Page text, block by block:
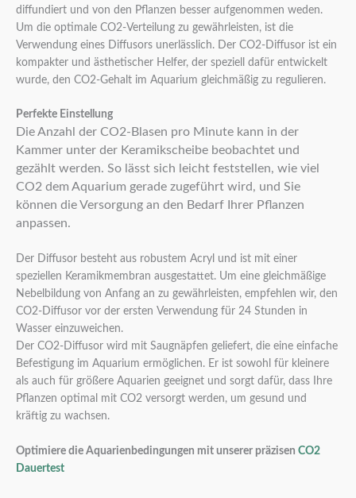
diffundiert und von den Pflanzen besser aufgenommen weden.
Um die optimale CO2-Verteilung zu gewährleisten, ist die
Verwendung eines Diffusors unerlässlich. Der CO2-Diffusor ist ein
kompakter und ästhetischer Helfer, der speziell dafür entwickelt
wurde, den CO2-Gehalt im Aquarium gleichmäßig zu regulieren.
Perfekte Einstellung
Die Anzahl der CO2-Blasen pro Minute kann in der
Kammer unter der Keramikscheibe beobachtet und
gezählt werden. So lässt sich leicht feststellen, wie viel
CO2 dem Aquarium gerade zugeführt wird, und Sie
können die Versorgung an den Bedarf Ihrer Pflanzen
anpassen.
Der Diffusor besteht aus robustem Acryl und ist mit einer
speziellen Keramikmembran ausgestattet. Um eine gleichmäßige
Nebelbildung von Anfang an zu gewährleisten, empfehlen wir, den
CO2-Diffusor vor der ersten Verwendung für 24 Stunden in
Wasser einzuweichen.
Der CO2-Diffusor wird mit Saugnäpfen geliefert, die eine einfache
Befestigung im Aquarium ermöglichen. Er ist sowohl für kleinere
als auch für größere Aquarien geeignet und sorgt dafür, dass Ihre
Pflanzen optimal mit CO2 versorgt werden, um gesund und
kräftig zu wachsen.
Optimiere die Aquarienbedingungen mit unserer präzisen CO2
Dauertest